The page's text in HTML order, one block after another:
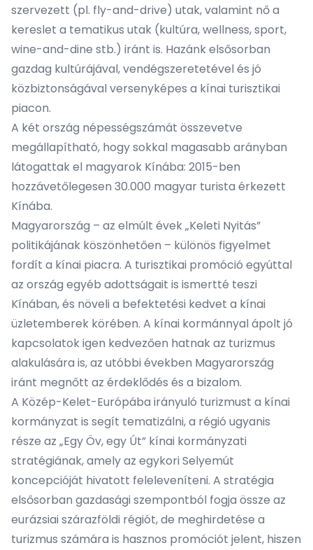
szervezett (pl. fly-and-drive) utak, valamint nő a
kereslet a tematikus utak (kultúra, wellness, sport,
wine-and-dine stb.) iránt is. Hazánk elsősorban
gazdag kultúrájával, vendégszeretetével és jó
közbiztonságával versenyképes a kínai turisztikai
piacon.
A két ország népességszámát összevetve
megállapítható, hogy sokkal magasabb arányban
látogattak el magyarok Kínába: 2015-ben
hozzávetőlegesen 30.000 magyar turista érkezett
Kínába.
Magyarország – az elmúlt évek „Keleti Nyitás”
politikájának köszönhetően – különös figyelmet
fordít a kínai piacra. A turisztikai promóció egyúttal
az ország egyéb adottságait is ismertté teszi
Kínában, és növeli a befektetési kedvet a kínai
üzletemberek körében. A kínai kormánnyal ápolt jó
kapcsolatok igen kedvezően hatnak az turizmus
alakulására is, az utóbbi években Magyarország
iránt megnőtt az érdeklődés és a bizalom.
A Közép-Kelet-Európába irányuló turizmust a kínai
kormányzat is segít tematizálni, a régió ugyanis
része az „Egy Öv, egy Út” kínai kormányzati
stratégiának, amely az egykori Selyemút
koncepcióját hivatott feleleveníteni. A stratégia
elsősorban gazdasági szempontból fogja össze az
eurázsiai szárazföldi régiót, de meghirdetése a
turizmus számára is hasznos promóciót jelent, hiszen